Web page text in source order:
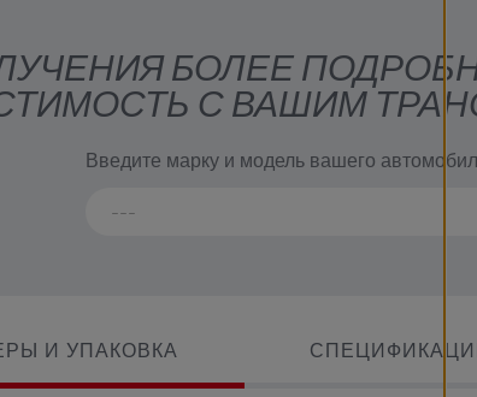
БОЛЕЕ
С ВАШИМ
Введите марку и модель вашего
И УПАКОВКА